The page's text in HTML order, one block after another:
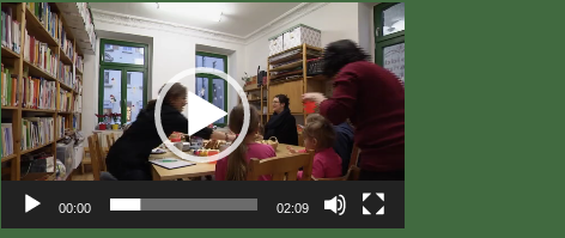
Video-
Player
00:00 02:09